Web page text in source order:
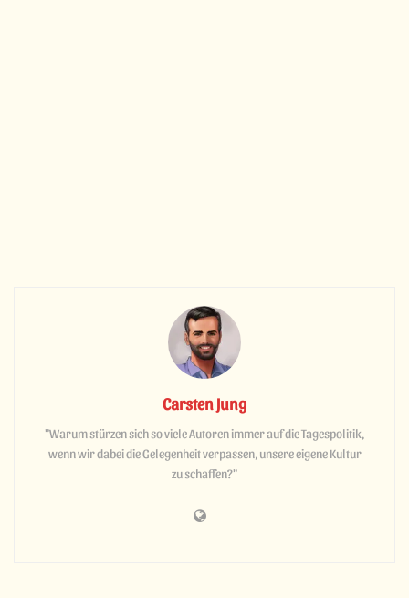
Carsten Jung
"Warum stürzen sich so viele Autoren immer auf die Tagespolitik,
wenn wir dabei die Gelegenheit verpassen, unsere eigene Kultur
zu schaffen?"